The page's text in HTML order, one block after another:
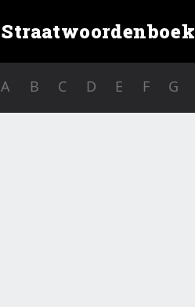
Straatwoordenboek
A B C D E F G